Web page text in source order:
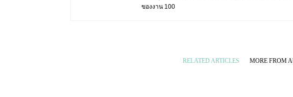
ของงาน 100
RELATED ARTICLES MORE FROM